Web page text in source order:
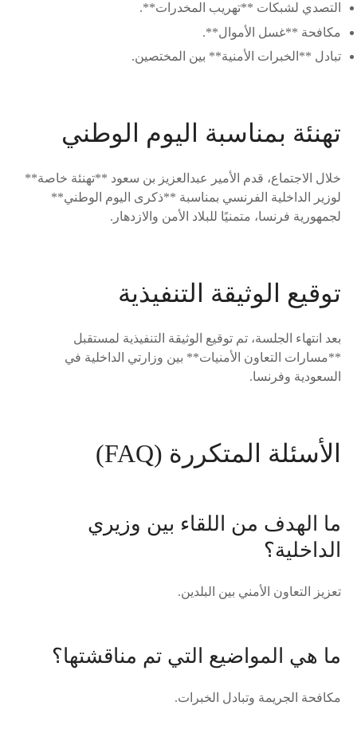
التصدي لشبكات **تهريب المخدرات**.
مكافحة **غسل الأموال**.
تبادل **الخبرات الأمنية** بين المختصين.
تهنئة بمناسبة اليوم الوطني
خلال الاجتماع، قدم الأمير عبدالعزيز بن سعود **تهنئة خاصة**
لوزير الداخلية الفرنسي بمناسبة **ذكرى اليوم الوطني**
لجمهورية فرنسا، متمنيًا للبلاد الأمن والازدهار.
توقيع الوثيقة التنفيذية
بعد انتهاء الجلسة، تم توقيع الوثيقة التنفيذية لمستقبل
**مسارات التعاون الأمنيات** بين وزارتي الداخلية في
السعودية وفرنسا.
الأسئلة المتكررة (FAQ)
ما الهدف من اللقاء بين وزيري
الداخلية؟
تعزيز التعاون الأمني بين البلدين.
ما هي المواضيع التي تم مناقشتها؟
مكافحة الجريمة وتبادل الخبرات.